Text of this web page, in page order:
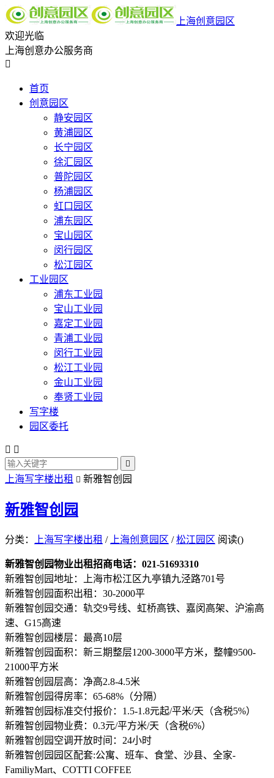
上海创意园区
欢迎光临
上海创意办公服务商

首页
创意园区
静安园区
黄浦园区
长宁园区
徐汇园区
普陀园区
杨浦园区
虹口园区
浦东园区
宝山园区
闵行园区
松江园区
工业园区
浦东工业园
宝山工业园
嘉定工业园
青浦工业园
闵行工业园
松江工业园
金山工业园
奉贤工业园
写字楼
园区委托
 

上海写字楼出租  新雅智创园
新雅智创园
分类： 上海写字楼出租 / 上海创意园区 /松江园区 阅读()
新雅智创园物业出租招商电话：021-51693310
新雅智创园地址：上海市松江区九亭镇九泾路701号
新雅智创园面积出租：30-2000平
新雅智创园交通：轨交9号线、虹桥高铁、嘉闵高架、沪渝高
速、G15高速
新雅智创园楼层：最高10层
新雅智创园面积：新三期整层1200-3000平方米，整幢9500-
21000平方米
新雅智创园层高：净高2.8-4.5米
新雅智创园得房率：65-68%（分隔）
新雅智创园标准交付报价：1.5-1.8元起/平米/天（含税5%）
新雅智创园物业费：0.3元/平方米/天（含税6%）
新雅智创园空调开放时间：24小时
新雅智创园园区配套:公寓、班车、食堂、沙县、全家-
FamiliyMart、COTTI COFFEE